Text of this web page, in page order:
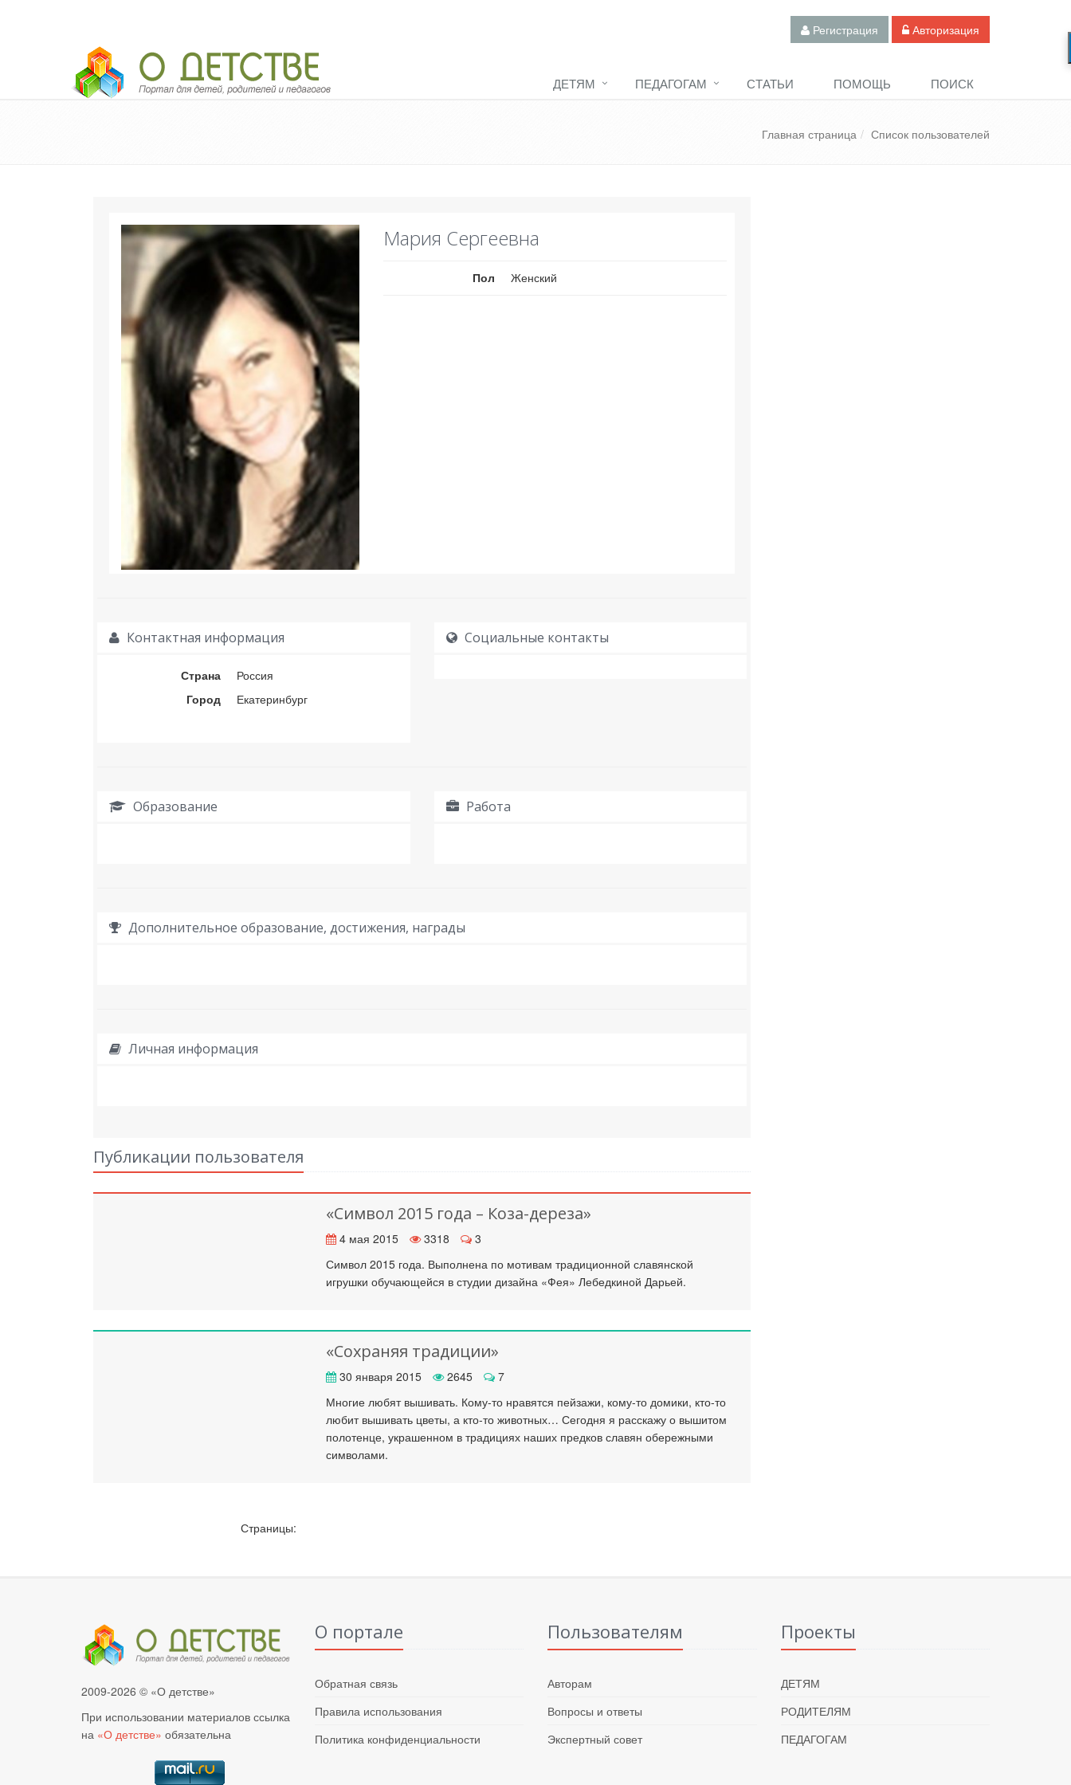
Регистрация Авторизация
Педагогический портал «О детстве»
ДЕТЯМ
ПЕДАГОГАМ СТАТЬИ ПОМОЩЬ ПОИСК
Главная страница Список пользователей
Мария Сергеевна
Пол Женский
Контактная информация
Страна
Россия
Город
Екатеринбург
Социальные контакты
Образование Работа
Дополнительное образование, достижения, награды
Личная информация
Публикации пользователя
«Символ 2015 года – Коза-дереза»
4 мая 2015 3318
3
Символ 2015 года. Выполнена по мотивам традиционной славянской
игрушки обучающейся в студии дизайна «Фея» Лебедкиной Дарьей.
«Сохраняя традиции»
30 января 2015 2645
7
Многие любят вышивать. Кому-то нравятся пейзажи, кому-то домики, кто-то
любит вышивать цветы, а кто-то животных… Сегодня я расскажу о вышитом
полотенце, украшенном в традициях наших предков славян обережными
символами.
Страницы:
2009-2026 © «О детстве»
При использовании материалов ссылка
на «О детстве» обязательна
О портале
Обратная связь
Правила использования
Политика конфиденциальности
Пользователям
Авторам
Вопросы и ответы
Экспертный совет
Проекты
ДЕТЯМ
РОДИТЕЛЯМ
ПЕДАГОГАМ